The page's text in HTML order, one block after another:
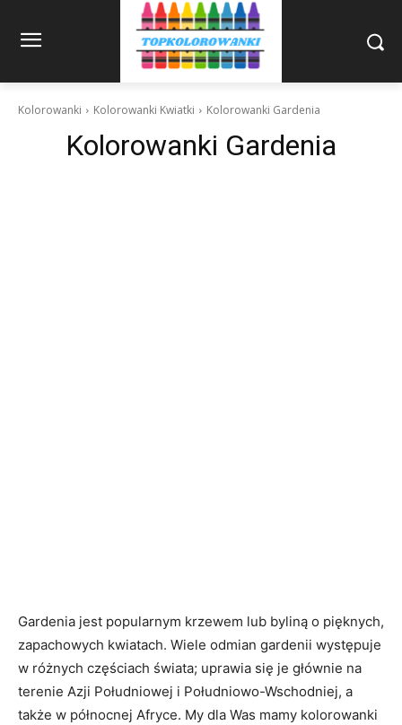
Kolorowanki Kolorowanki Kwiatki Kolorowanki Gardenia
Kolorowanki Gardenia
Gardenia jest popularnym krzewem lub byliną o pięknych,
zapachowych kwiatach. Wiele odmian gardenii występuje
w różnych częściach świata; uprawia się je głównie na
terenie Azji Południowej i Południowo-Wschodniej, a
także w północnej Afryce. My dla Was mamy kolorowanki